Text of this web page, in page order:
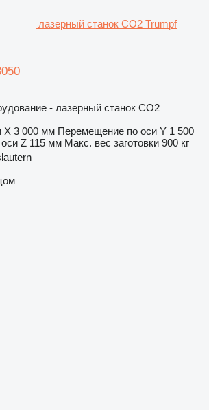
лазерный станок CO2 Trumpf
- лазерный станок CO2
X 3 000 мм Перемещение по оси Y 1 500
Z 115 мм Макс. вес заготовки 900 кг